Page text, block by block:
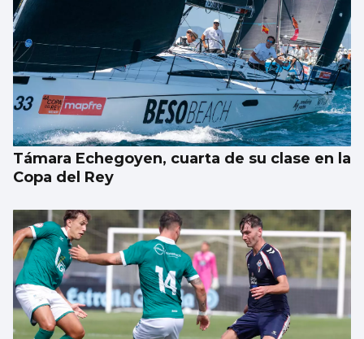
¿Para cuando los baños públicos en A
Ramallosa?
Támara Echegoyen, cuarta de su clase en la
Copa del Rey